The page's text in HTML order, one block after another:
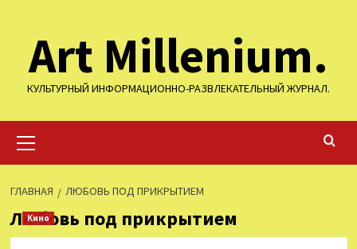
содержимому
Art Millenium.
КУЛЬТУРНЫЙ ИНФОРМАЦИОННО-РАЗВЛЕКАТЕЛЬНЫЙ ЖУРНАЛ.
меню
ГЛАВНАЯ ЛЮБОВЬ ПОД ПРИКРЫТИЕМ
Любовь под прикрытием
Кино